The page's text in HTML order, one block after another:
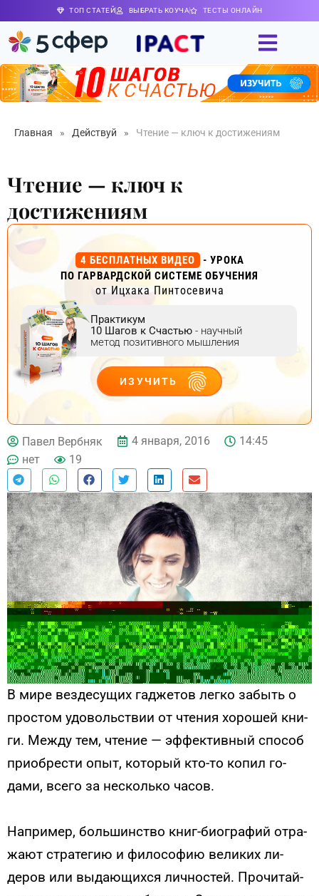
ТОП СТАТЕЙ ВЫБРАТЬ КОУЧА ТЕСТЫ ОНЛАЙН
Главная » Действуй » Чтение — ключ к достижениям
Чтение — ключ к
достижениям
4 БЕСПЛАТНЫХ ВИДЕО
- УРОКА
ПО ГАРВАРДСКОЙ СИСТЕМЕ ОБУЧЕНИЯ
от Ицхака Пинтосевича
Практикум
10 Шагов к Счастью - научный
метод позитивного мышления
ИЗУЧИТЬ
ДЕЙСТВУЙ
Павел Вербняк 4 января, 2016
14:45
нет
19
В ми­ре вез­де­сущих гад­же­тов лег­ко за­быть о
прос­том удо­воль­ствии от чте­ния хо­рошей кни­
ги. Меж­ду тем, чте­ние — эф­фектив­ный спо­соб
при­об­рести опыт, ко­торый кто-то ко­пил го­
дами, все­го за нес­коль­ко ча­сов.
Нап­ри­мер, боль­шинс­тво книг-би­ог­ра­фий от­ра­
жа­ют стра­тегию и фи­лосо­фию ве­ликих ли­
деров или вы­да­ющих­ся лич­ностей. Про­читай­